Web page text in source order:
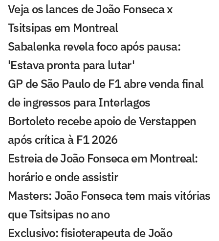
Veja os lances de João Fonseca x
Tsitsipas em Montreal
Sabalenka revela foco após pausa:
'Estava pronta para lutar'
GP de São Paulo de F1 abre venda final
de ingressos para Interlagos
Bortoleto recebe apoio de Verstappen
após crítica à F1 2026
Estreia de João Fonseca em Montreal:
horário e onde assistir
Masters: João Fonseca tem mais vitórias
que Tsitsipas no ano
Exclusivo: fisioterapeuta de João